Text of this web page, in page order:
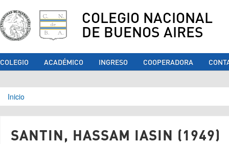
COLEGIO NACIONAL
DE BUENOS AIRES
COLEGIO ACADÉMICO INGRESO COOPERADORA
Se encuentra usted aquí
Inicio
SANTIN, HASSAM IASIN (1949)